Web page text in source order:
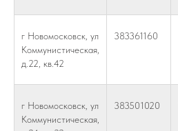
г Новомосковск, ул
Коммунистическая,
д.22, кв.42
383361160
г Новомосковск, ул
Коммунистическая,
383501020